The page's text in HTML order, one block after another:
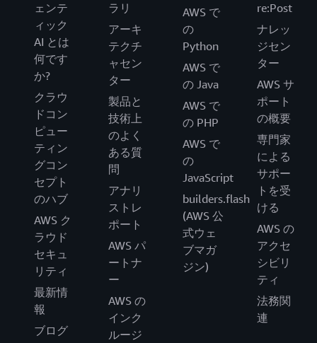
ェンテ
ィック
AI とは
何です
か?
クラウ
ドコン
ピュー
ティン
グコン
セプト
のハブ
AWS ク
ラウド
セキュ
リティ
最新情
報
ブログ
ラリ
アーキ
テクチ
ャセン
ター
製品と
技術上
のよく
ある質
問
アナリ
ストレ
ポート
AWS パ
ートナ
ー
AWS の
インク
ルージ
AWS で
の
Python
AWS で
の Java
AWS で
の PHP
AWS で
の
JavaScript
builders.flash
(AWS 公
式ウェ
ブマガ
ジン)
re:Post
ナレッ
ジセン
ター
AWS サ
ポート
の概要
専門家
による
サポー
トを受
ける
AWS の
アクセ
シビリ
ティ
法務関
連